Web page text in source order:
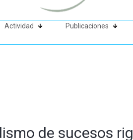
Actividad Publicaciones
de sucesos